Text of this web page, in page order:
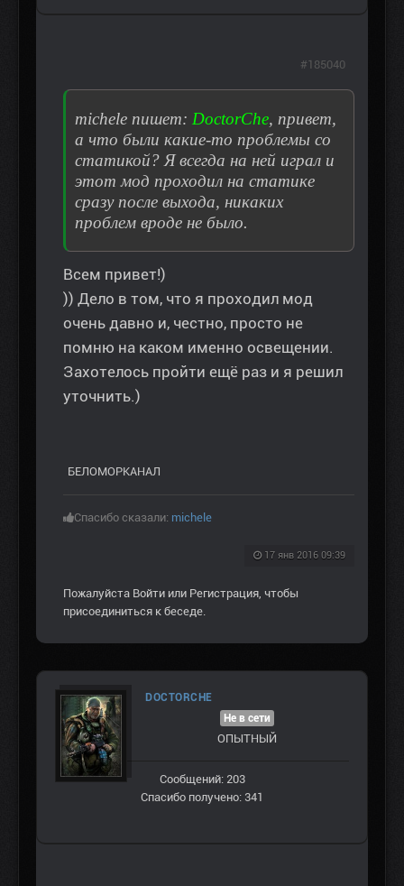
michele пишет: DoctorChe, привет,
а что были какие-то проблемы со
статикой? Я всегда на ней играл и
этот мод проходил на статике
сразу после выхода, никаких
проблем вроде не было.
Всем привет!)
)) Дело в том, что я проходил мод
очень давно и, честно, просто не
помню на каком именно освещении.
Захотелось пройти ещё раз и я решил
уточнить.)
БЕЛОМОРКАНАЛ
Спасибо сказали: michele
17 янв 2016 09:39
#185040
Пожалуйста Войти или Регистрация, чтобы
присоединиться к беседе.
DOCTORCHE
Не в сети
ОПЫТНЫЙ
Сообщений: 203
Спасибо получено: 341